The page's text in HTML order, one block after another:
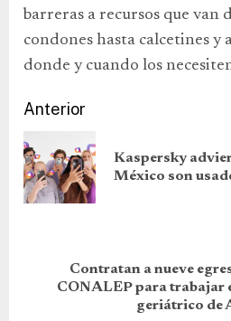
barreras a recursos que van
condones hasta calcetines y
donde y cuando los
Anterior
Kaspersky
México son
Contratan a nueve
CONALEP para trabajar
geriátrico de